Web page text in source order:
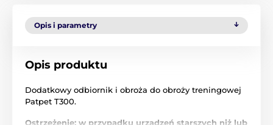
Opis i parametry
Opis produktu
Dodatkowy odbiornik i obroża do obroży treningowej
Patpet T300.
Ostrzeżenie: w przypadku urządzeń starszych niż lub